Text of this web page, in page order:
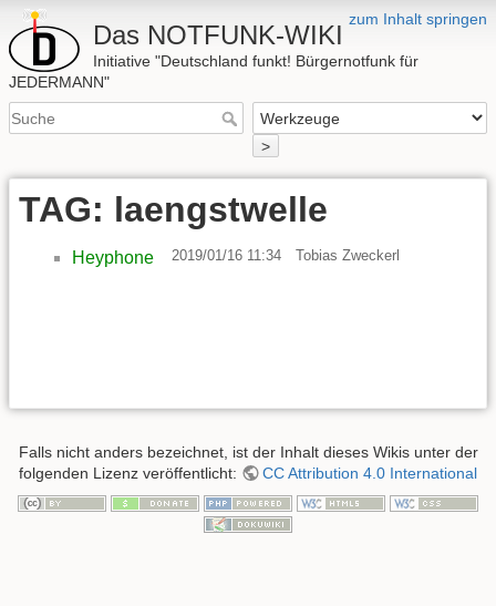
zum Inhalt springen
Das NOTFUNK-WIKI
Initiative "Deutschland funkt! Bürgernotfunk für
JEDERMANN"
>
TAG: laengstwelle
Heyphone 2019/01/16 11:34 Tobias Zweckerl
Falls nicht anders bezeichnet, ist der Inhalt dieses Wikis unter der
folgenden Lizenz veröffentlicht:
CC Attribution 4.0 International